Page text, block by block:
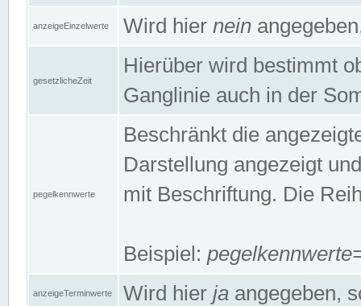
anzeigeEinzelwerte Wird hier nein
gesetzlicheZeit
Hierüber wird bestimmt
Ganglinie auch in der
pegelkennwerte
Beschränkt die
Darstellung angezeigt
mit Beschriftung. Die
Beispiel:
anzeigeTerminwerte Wird hier ja angegeben,